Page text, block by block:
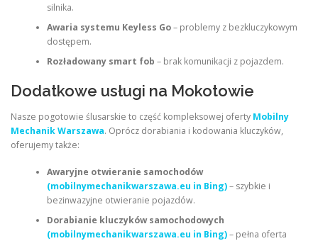
silnika.
Awaria systemu Keyless Go– problemy z bezkluczykowym
dostępem.
Rozładowany smart fob – brak komunikacji z pojazdem.
Dodatkowe usługi na Mokotowie
Nasze pogotowie ślusarskie to część kompleksowej oferty Mobilny
Mechanik Warszawa. Oprócz dorabiania i kodowania kluczyków,
oferujemy także:
Awaryjne otwieranie samochodów
(mobilnymechanikwarszawa.eu in Bing)– szybkie i
bezinwazyjne otwieranie pojazdów.
Dorabianie kluczyków samochodowych
(mobilnymechanikwarszawa.eu in Bing)– pełna oferta